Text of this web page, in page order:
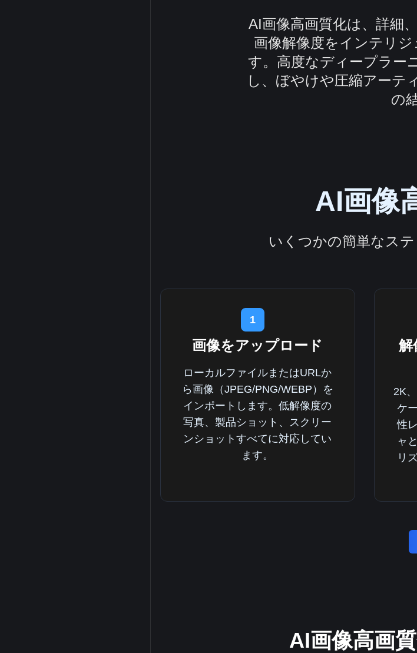
AI画像高画質化は、詳細
画像解像度をインテリ
す。高度なディープラー
し、ぼやけや圧縮アーテ
の
AI画像
いくつかの簡単なス
1
画像をアップロード
ローカルファイルまたはURLか
ら画像（JPEG/PNG/WEBP）を
インポートします。低解像度の
写真、製品ショット、スクリー
ンショットすべてに対応してい
ます。
解
2K
ケ
性
ャ
リ
AI画像高画